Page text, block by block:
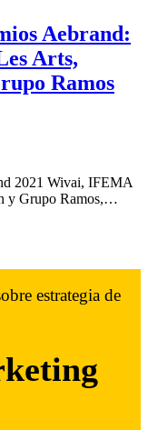
Aebrand:
Arts,
Ramos
2021 Wivai, IFEMA
y Grupo Ramos,…
estrategia de